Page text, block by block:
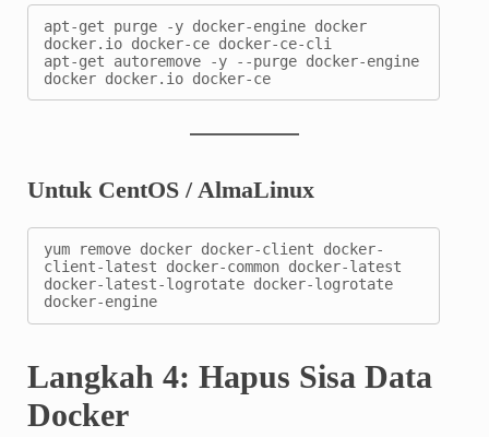
apt-get purge -y docker-engine docker
docker.io docker-ce docker-ce-cli
apt-get autoremove -y --purge docker-engine
docker docker.io docker-ce
Untuk CentOS / AlmaLinux
yum remove docker docker-client docker-
client-latest docker-common docker-latest
docker-latest-logrotate docker-logrotate
docker-engine
Langkah 4: Hapus Sisa Data
Docker